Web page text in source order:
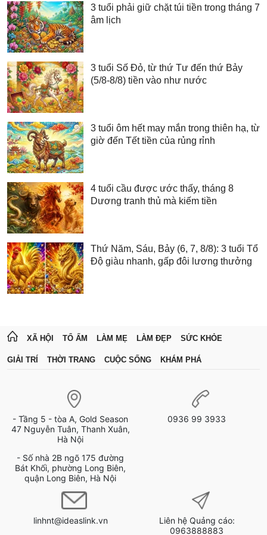
3 tuổi phải giữ chặt túi tiền trong tháng 7
âm lịch
3 tuổi Số Đỏ, từ thứ Tư đến thứ Bảy
(5/8-8/8) tiền vào như nước
3 tuổi ôm hết may mắn trong thiên hạ, từ
giờ đến Tết tiền của rủng rỉnh
4 tuổi cầu được ước thấy, tháng 8
Dương tranh thủ mà kiếm tiền
Thứ Năm, Sáu, Bảy (6, 7, 8/8): 3 tuổi Tổ
Độ giàu nhanh, gấp đôi lương thưởng
XÃ HỘI TỔ ẤM LÀM MẸ LÀM ĐẸP SỨC KHỎE
GIẢI TRÍ THỜI TRANG CUỘC SỐNG KHÁM PHÁ
- Tầng 5 - tòa A, Gold Season
47 Nguyễn Tuân, Thanh Xuân,
Hà Nội
- Số nhà 2B ngõ 175 đường
Bát Khối, phường Long Biên,
quận Long Biên, Hà Nội
0936 99 3933
linhnt@ideaslink.vn
Liên hệ Quảng cáo:
0963888883